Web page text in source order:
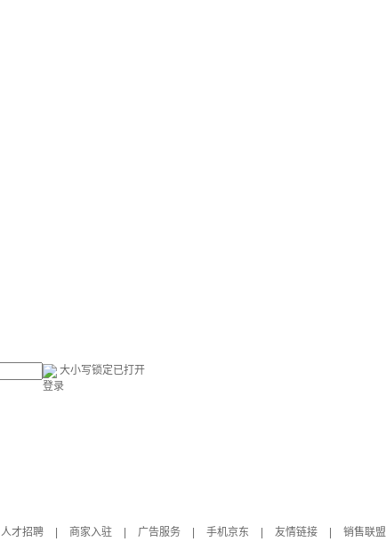
大小写锁定已打开
登录
人才招聘 商家入驻 广告服务 手机京东 友情链接 销售联盟